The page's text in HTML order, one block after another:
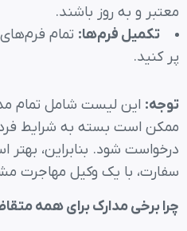
معتبر و به روز باشند.
تکمیل فرم‌ها: تمام
پر کنید.
توجه: این لیست شامل تمام
ممکن است بسته به شرایط
درخواست شود. بنابراین،
سفارت، با یک وکیل مهاجرت
چرا برخی مدارک برای همه